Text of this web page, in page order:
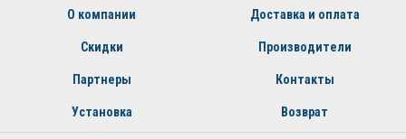
О компании Доставка и оплата
Скидки Производители
Партнеры Контакты
Установка Возврат